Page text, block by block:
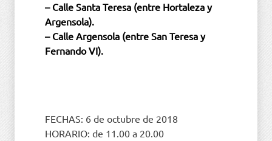
– Calle Santa Teresa (entre Hortaleza y
Argensola).
– Calle Argensola (entre San Teresa y
Fernando VI).
FECHAS: 6 de octubre de 2018
HORARIO: de 11.00 a 20.00